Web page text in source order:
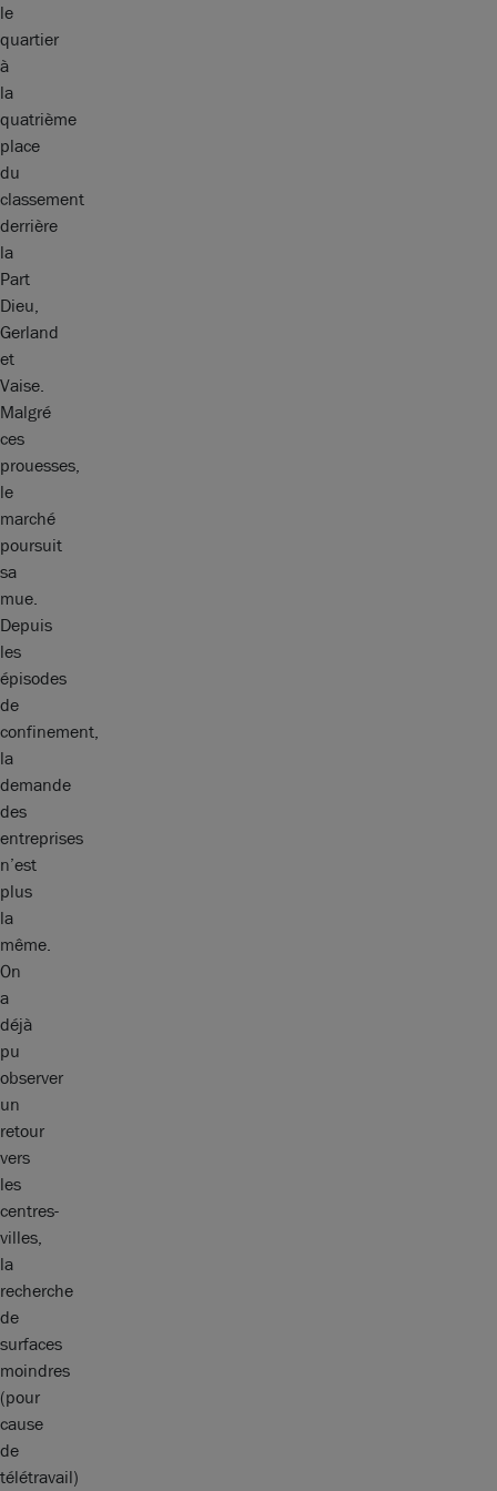
le
quartier
à
la
quatrième
place
du
classement
derrière
la
Part
Dieu,
Gerland
et
Vaise.
Malgré
ces
prouesses,
le
marché
poursuit
sa
mue.
Depuis
les
épisodes
de
confinement,
la
demande
des
entreprises
n’est
plus
la
même.
On
a
déjà
pu
observer
un
retour
vers
les
centres-
villes,
la
recherche
de
surfaces
moindres
(pour
cause
de
télétravail)